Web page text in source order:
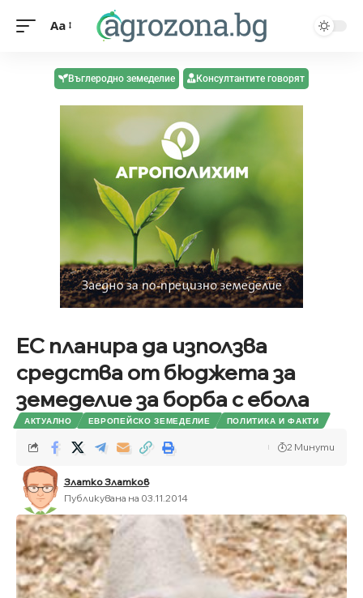
Aa
Въглеродно земеделие Консултантите говорят
ЕС планира да използва
средства от бюджета за
земеделие за борба с ебола
АКТУАЛНО ЕВРОПЕЙСКО ЗЕМЕДЕЛИЕ ПОЛИТИКА И ФАКТИ
Златко Златков
Публикувана на 03.11.2014
2 Минути